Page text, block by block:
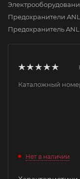
Предохранители ANL
Предохранитель ANL
Каталожный
Нет в наличии